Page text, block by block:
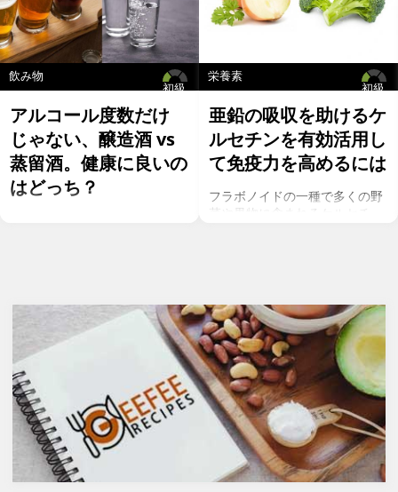
初級
飲み物
アルコール度数だけ
じゃない、醸造酒 vs
蒸留酒。健康に良いの
はどっち？
やウォッカ等の蒸留酒は、度数
も高いため健康に悪そうなイ
メージで、ワインや日本酒など
は何となくナチュラルな感じで
アルコール度数も低いのでそう
悪くもなさそうなイメージです
が、実際のところどうなので
しょうか？今回は、大きく分け
て2種類あるお酒の製造方法
（醸造酒と蒸留酒）の違いに
よって健康に対してどのような
初級
栄養素
亜鉛の吸収を助けるケ
ルセチンを有効活用し
て免疫力を高めるには
フラボノイドの一種で多くの野
菜や果物に含まれるケルセチ
まれるケルセチンが、血中コレ
ステロールを値を抑え心臓病の
リスクを軽減するということを
お伝えしましたが、ケルセチン
には抗菌抗ウィルス作用があり
ウイルスとの闘いを促進する可
能性があると言われています。
また、免疫力の維持に重要な働
きを持つ亜鉛との相乗効果もあ
ると考えられています。今回
は、このケルセチンの健康効果